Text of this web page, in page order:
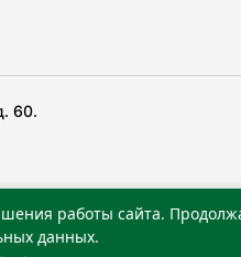
60.
тIахьожам
работы сайта.
данных.